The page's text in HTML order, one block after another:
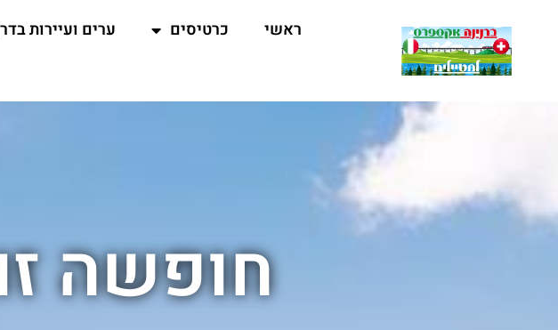
ראשי כרטיסים ערים ועיירות
חופשה